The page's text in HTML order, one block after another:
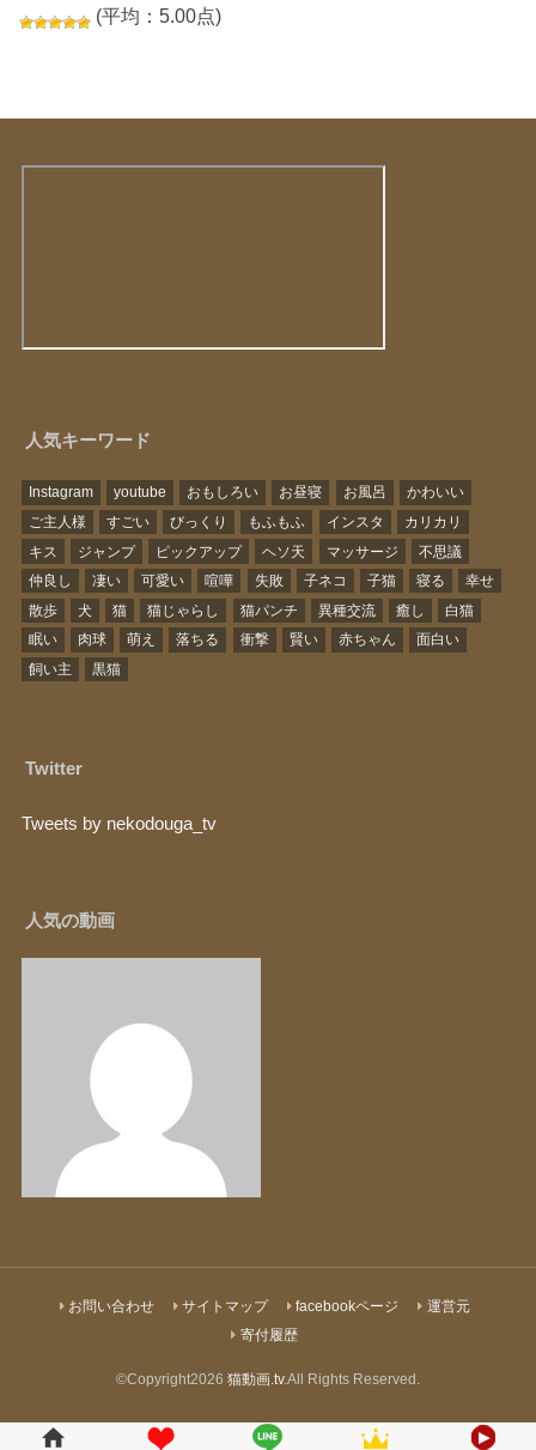
(平均：5.00点)
人気キーワード
Instagram youtube おもしろい お昼寝 お風呂
かわいい
ご主人様
すごい びっくり もふもふ インスタ
カリカリ
キス
ジャンプ ピックアップ ヘソ天 マッサージ
不思議
仲良し
凄い 可愛い 喧嘩 失敗 子ネコ 子猫 寝る
幸せ
散歩
犬 猫 猫じゃらし 猫パンチ 異種交流 癒し
白猫
眠い
肉球 萌え 落ちる 衝撃 賢い 赤ちゃん
面白い
飼い主
黒猫
Twitter
Tweets by nekodouga_tv
人気の動画
お問い合わせ サイトマップ facebookページ
運営元
寄付履歴
©Copyright2026 猫動画.tv.All Rights Reserved.